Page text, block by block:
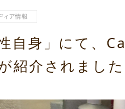
ィア情報
自身」にて、
紹介されました